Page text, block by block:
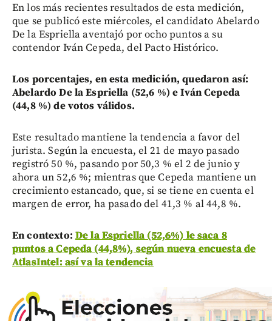
En los más recientes resultados de esta medición,
que se publicó este miércoles, el candidato Abelardo
De la Espriella aventajó por ocho puntos a su
contendor Iván Cepeda, del Pacto Histórico.
Los porcentajes, en esta medición, quedaron así:
Abelardo De la Espriella (52,6 %) e Iván Cepeda
(44,8 %) de votos válidos.
Este resultado mantiene la tendencia a favor del
jurista. Según la encuesta, el 21 de mayo pasado
registró 50 %, pasando por 50,3 % el 2 de junio y
ahora un 52,6 %; mientras que Cepeda mantiene un
crecimiento estancado, que, si se tiene en cuenta el
margen de error, ha pasado del 41,3 % al 44,8 %.
En contexto: De la Espriella (52,6%) le saca 8
puntos a Cepeda (44,8%), según nueva encuesta de
AtlasIntel: así va la tendencia